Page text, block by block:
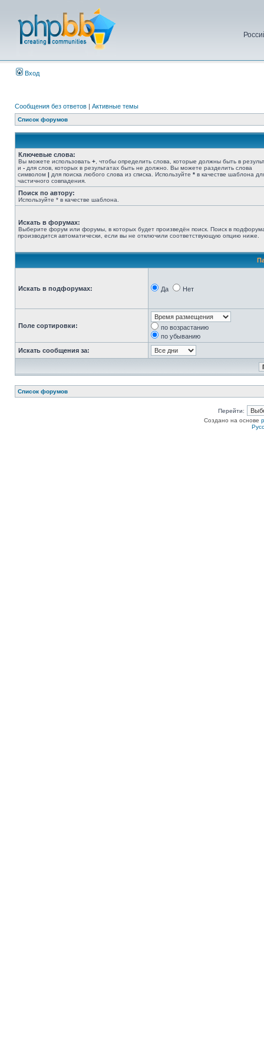
Вход
Сообщения без ответов | Активные темы
Список форумов
Ключевые слова:
Вы можете использовать + , чтобы определить слова, которые должны быть в
и - для слов, которых в результатах быть не должно. Вы можете разделить слова
символом | для поиска любого слова из списка. Используйте * в качестве шаблона
частичного совпадения.
Поиск по автору:
Используйте * в качестве шаблона.
Искать в форумах:
Выберите форум или форумы, в которых будет произведён поиск. Поиск в
производится автоматически, если вы не отключили соответствующую опцию ниже.
Искать в подфорумах: Да Нет
Поле сортировки:
по возрастанию
по убыванию
Искать сообщения за:
Список форумов
Перейти:
Создано на основе